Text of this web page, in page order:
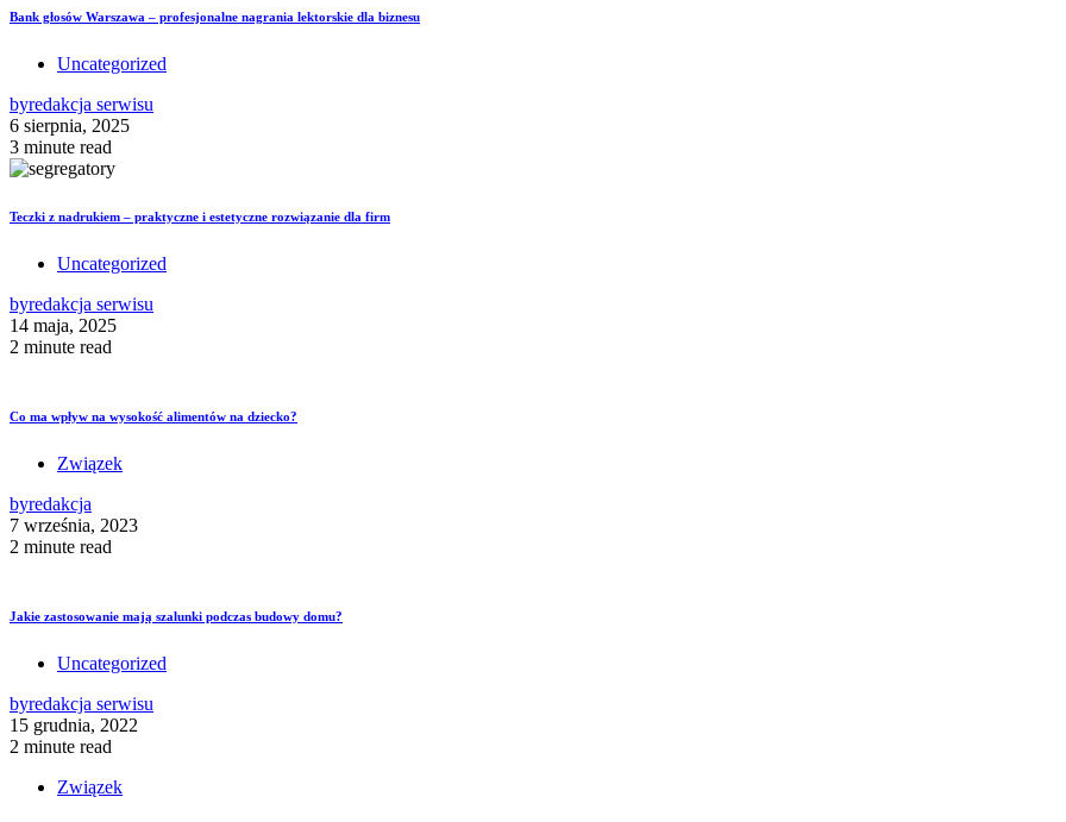
Bank głosów Warszawa – profesjonalne nagrania lektorskie dla biznesu
Uncategorized
byredakcja serwisu
6 sierpnia, 2025
3 minute read
Teczki z nadrukiem – praktyczne i estetyczne rozwiązanie dla firm
Uncategorized
byredakcja serwisu
14 maja, 2025
2 minute read
Co ma wpływ na wysokość alimentów na dziecko?
Związek
byredakcja
7 września, 2023
2 minute read
Jakie zastosowanie mają szalunki podczas budowy domu?
Uncategorized
byredakcja serwisu
15 grudnia, 2022
2 minute read
Związek